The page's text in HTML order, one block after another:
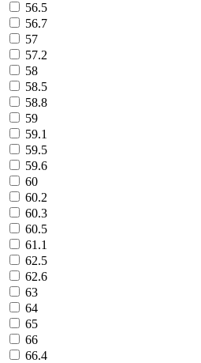
56.5
56.7
57
57.2
58
58.5
58.8
59
59.1
59.5
59.6
60
60.2
60.3
60.5
61.1
62.5
62.6
63
64
65
66
66.4